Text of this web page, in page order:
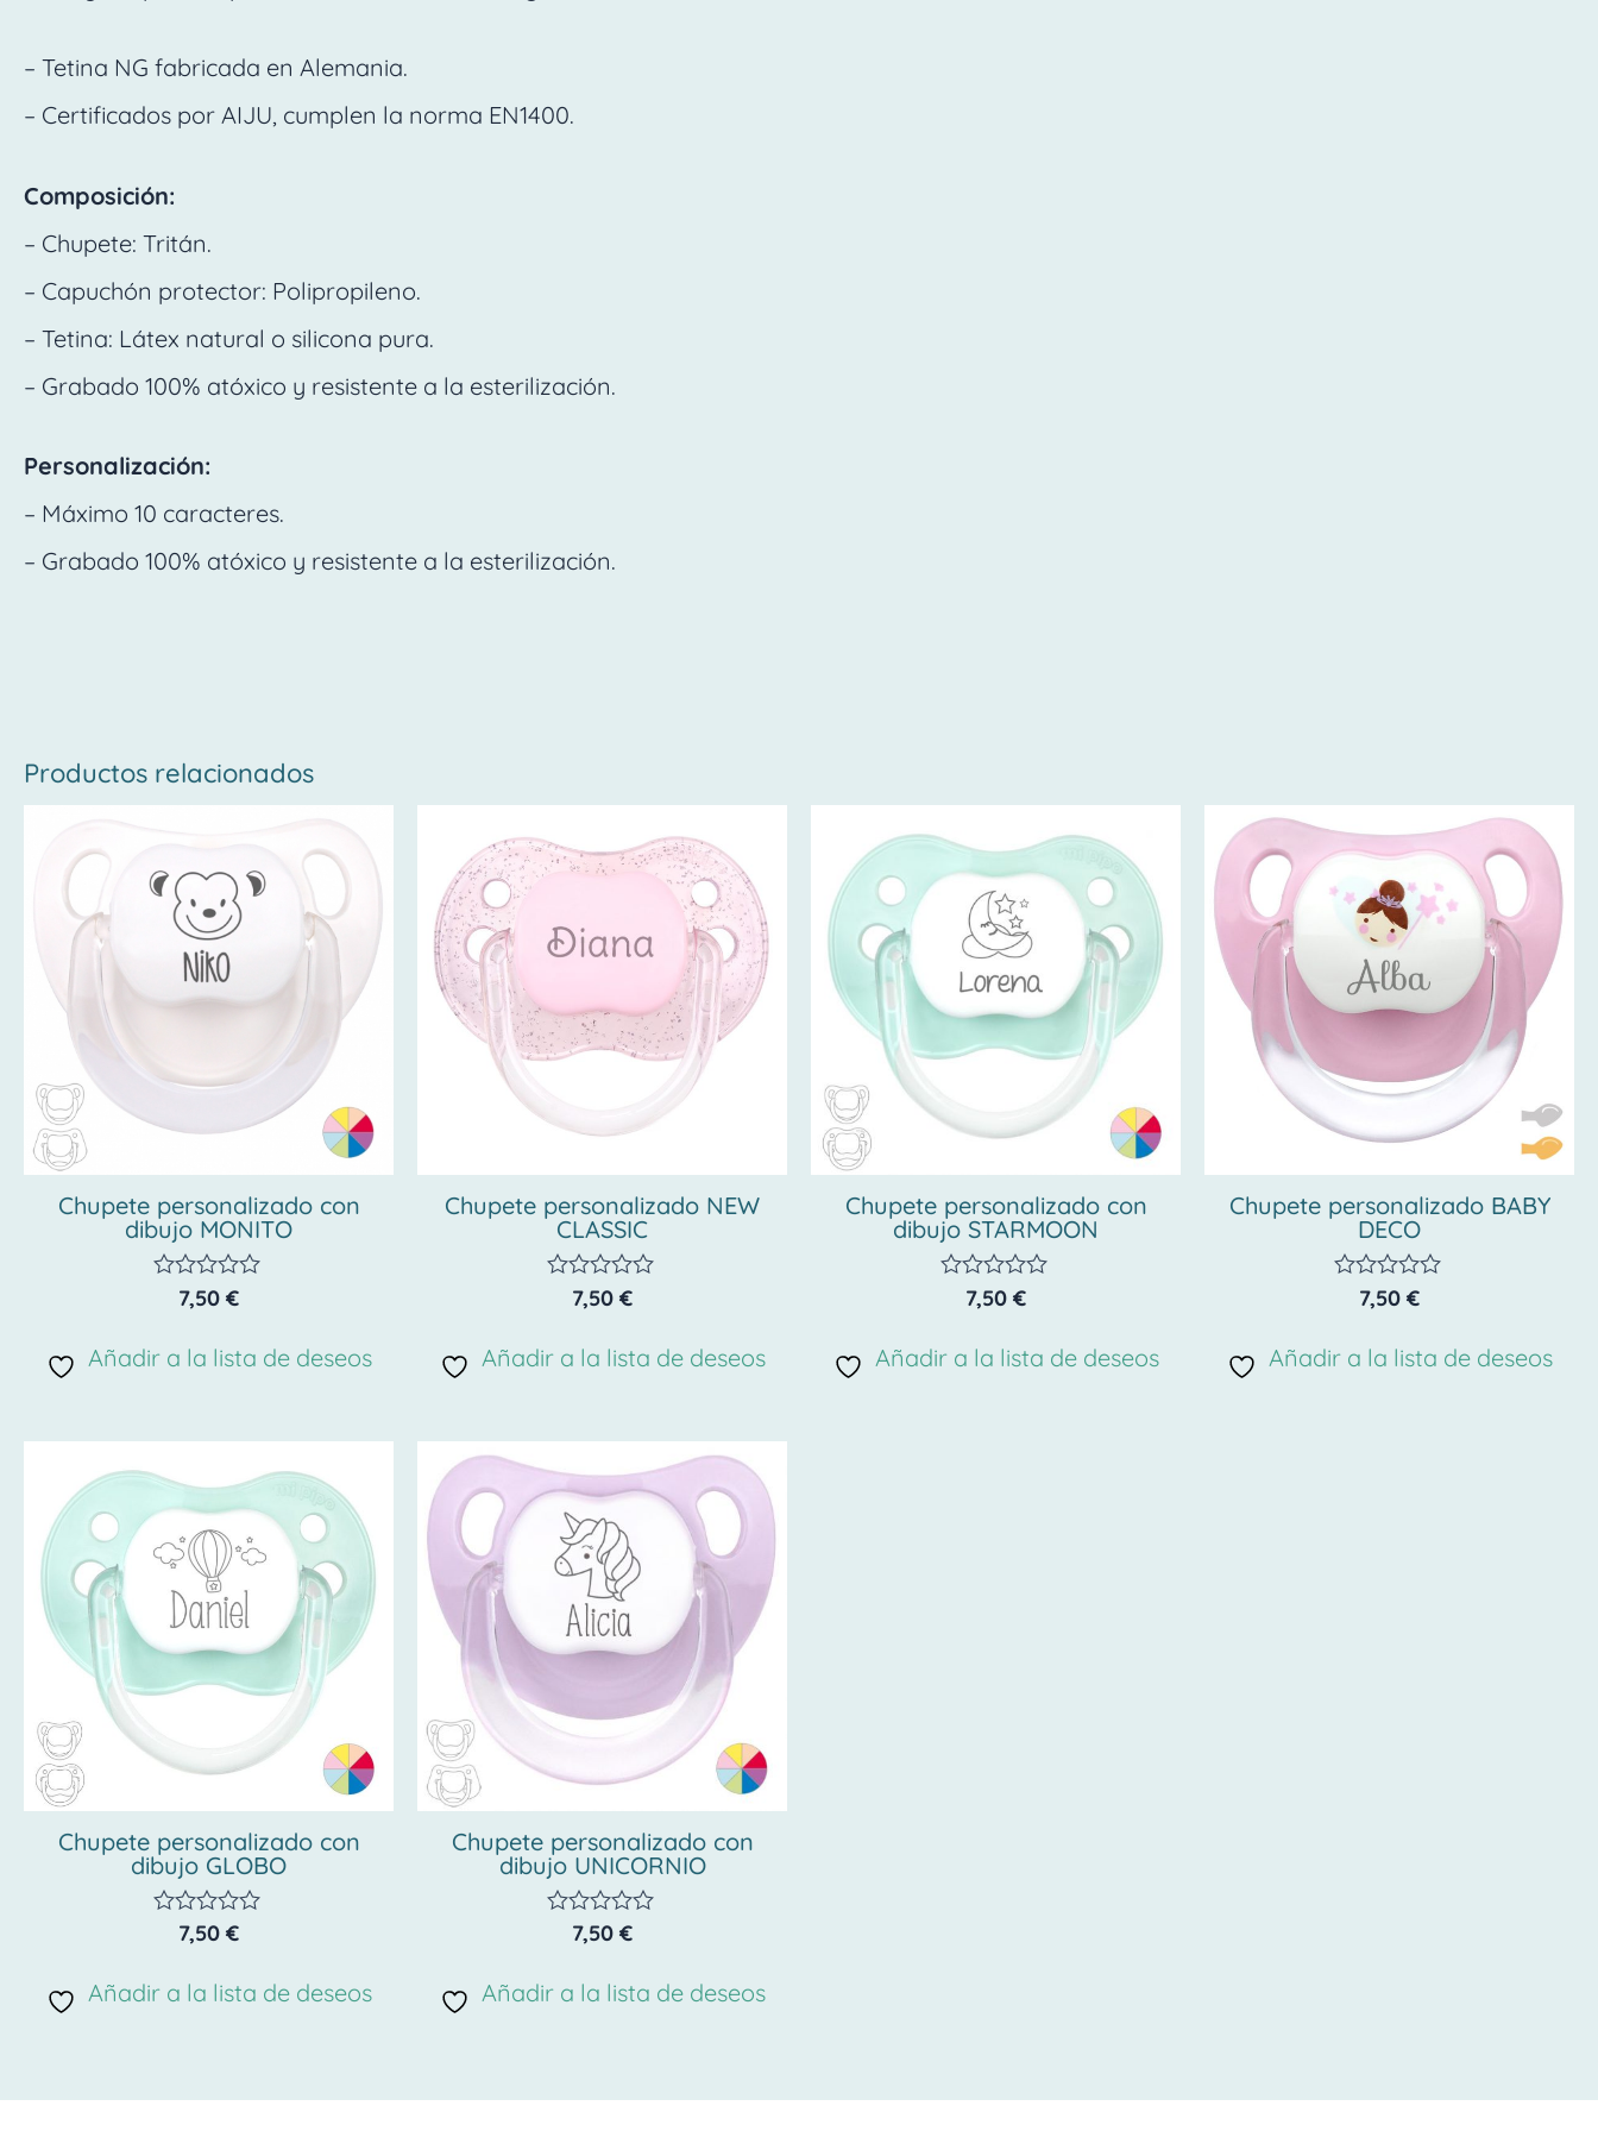
– Tetina NG fabricada en Alemania.
– Certificados por AIJU, cumplen la norma EN1400.
Composición:
– Chupete: Tritán.
– Capuchón protector: Polipropileno.
– Tetina: Látex natural o silicona pura.
– Grabado 100% atóxico y resistente a la esterilización.
Personalización:
– Máximo 10 caracteres.
– Grabado 100% atóxico y resistente a la esterilización.
Productos relacionados
Chupete personalizado con
dibujo MONITO
Valorado
de
7,50 €
Añadir a la lista de deseos
Chupete personalizado NEW
CLASSIC
Valorado
de
7,50 €
Añadir a la lista de deseos
Chupete personalizado con
dibujo STARMOON
Valorado
de
7,50 €
Añadir a la lista de deseos
Chupete personalizado BABY
DECO
Valorado
de
7,50 €
Añadir a la lista de deseos
Chupete personalizado con
dibujo GLOBO
Valorado
de
7,50 €
Añadir a la lista de deseos
Chupete personalizado con
dibujo UNICORNIO
Valorado
de
7,50 €
Añadir a la lista de deseos